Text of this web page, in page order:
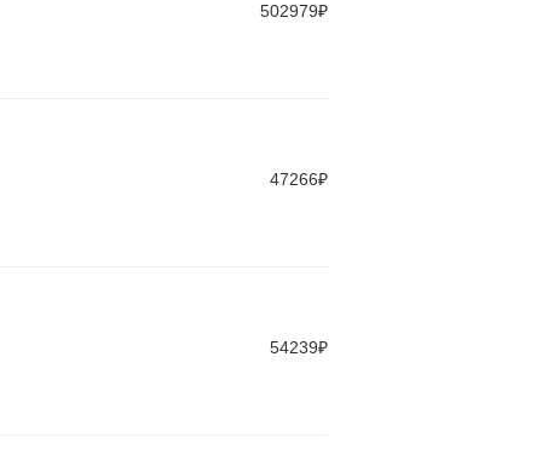
502979₽
47266₽
54239₽